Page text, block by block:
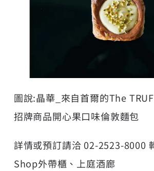
圖說:晶華_來自首爾的The
招牌商品開心果口味倫敦麵包
詳情或預訂請洽 02-2523-8000
Shop外帶櫃、上庭酒廊